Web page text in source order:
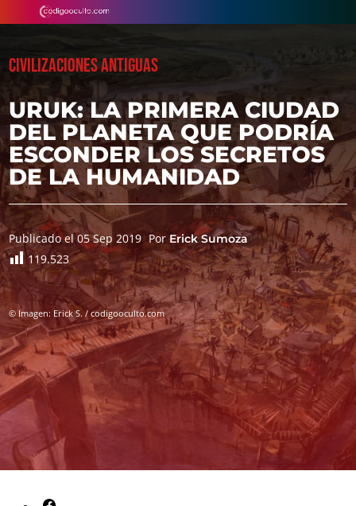
CIVILIZACIONES ANTIGUAS
URUK: LA PRIMERA CIUDAD
DEL PLANETA QUE PODRÍA
ESCONDER LOS SECRETOS
DE LA HUMANIDAD
Publicado el 05 Sep 2019 PorErick Sumoza
119.523
© Imagen: Erick S. / codigooculto.com